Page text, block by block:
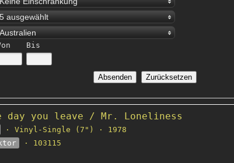
5 ausgewählt
Australien
Bis
day you leave / Mr. Loneliness
· Vinyl-Single (7") · 1978
· 103115